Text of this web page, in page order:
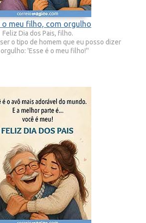
o meu filho, com orgulho
Feliz Dia dos Pais, filho.
o tipo de homem que eu posso dizer
'Esse é o meu filho!''